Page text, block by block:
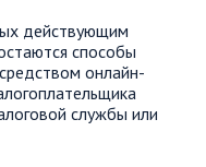
действующим
способы
онлайн-
службы или